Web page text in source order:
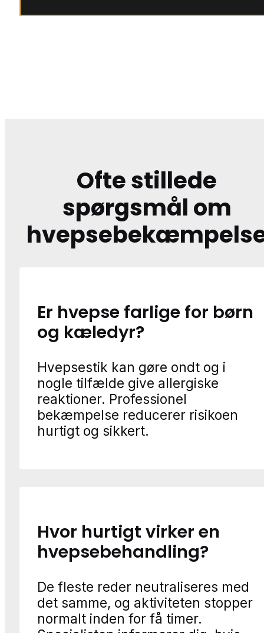
Ofte stillede
spørgsmål om
Er hvepse farlige for børn
og kæledyr?
Hvepsestik kan gøre ondt og i
nogle tilfælde give allergiske
reaktioner. Professionel
bekæmpelse reducerer risikoen
hurtigt og sikkert.
Hvor hurtigt virker en
hvepsebehandling?
De fleste reder neutraliseres med
det samme, og aktiviteten stopper
normalt inden for få timer.